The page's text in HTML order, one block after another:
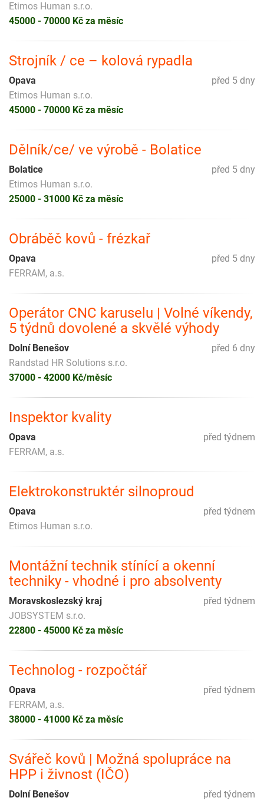
Etimos Human s.r.o.
45000 - 70000 Kč za měsíc
Strojník / ce – kolová rypadla
před 5 dny
Opava
Etimos Human s.r.o.
45000 - 70000 Kč za měsíc
Dělník/ce/ ve výrobě - Bolatice
před 5 dny
Bolatice
Etimos Human s.r.o.
25000 - 31000 Kč za měsíc
Obráběč kovů - frézkař
před 5 dny
Opava
FERRAM, a.s.
Operátor CNC karuselu | Volné víkendy,
5 týdnů dovolené a skvělé výhody
před 6 dny
Dolní Benešov
Randstad HR Solutions s.r.o.
37000 - 42000 Kč/měsíc
Inspektor kvality
před týdnem
Opava
FERRAM, a.s.
Elektrokonstruktér silnoproud
před týdnem
Opava
Etimos Human s.r.o.
Montážní technik stínící a okenní
techniky - vhodné i pro absolventy
před týdnem
Moravskoslezský kraj
JOBSYSTEM s.r.o.
22800 - 45000 Kč za měsíc
Technolog - rozpočtář
před týdnem
Opava
FERRAM, a.s.
38000 - 41000 Kč za měsíc
Svářeč kovů | Možná spolupráce na
HPP i živnost (IČO)
před týdnem
Dolní Benešov